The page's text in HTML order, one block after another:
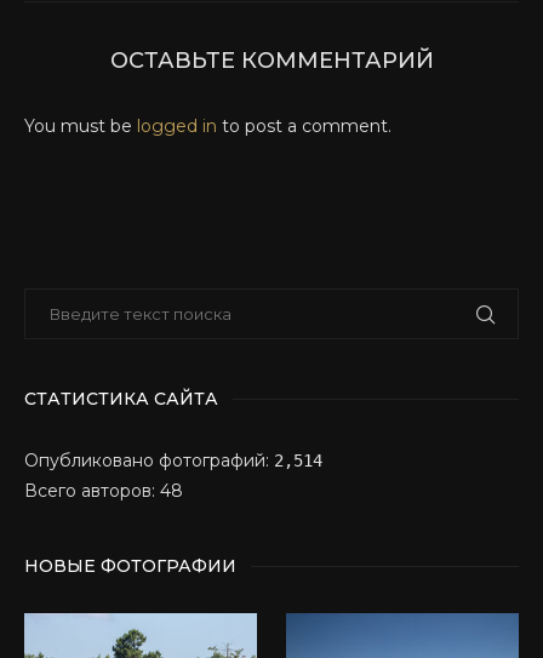
ОСТАВЬТЕ КОММЕНТАРИЙ
You must be logged in to post a comment.
СТАТИСТИКА САЙТА
Опубликовано фотографий: 2,514
Всего авторов: 48
НОВЫЕ ФОТОГРАФИИ